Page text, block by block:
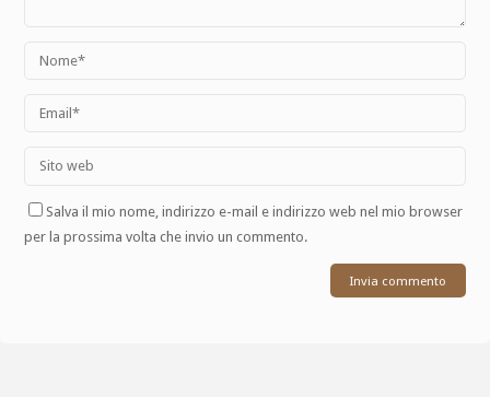
Salva il mio nome, indirizzo e-mail e indirizzo web nel mio browser
per la prossima volta che invio un commento.